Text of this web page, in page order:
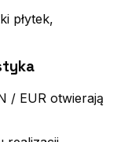
płytek,
/ EUR otwierają